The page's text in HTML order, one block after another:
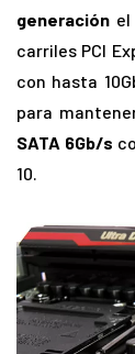
generación
carriles PCI
con hasta
para
SATA 6Gb/s
10.